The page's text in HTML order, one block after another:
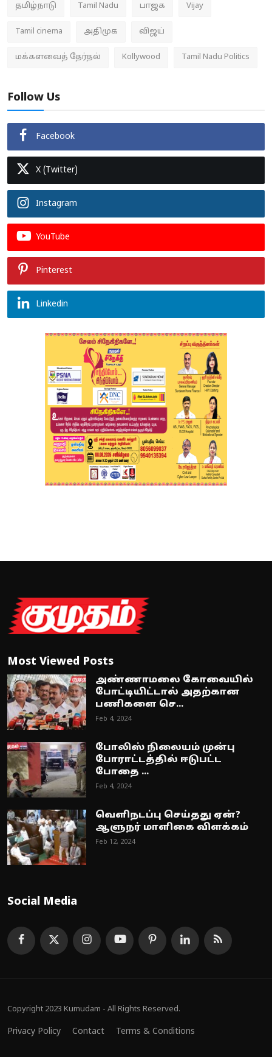
தமிழ்நாடு Tamil Nadu பாஜக Vijay
Tamil cinema அதிமுக விஜய்
மக்களவைத் தேர்தல் Kollywood Tamil Nadu Politics
Follow Us
Facebook
X (Twitter)
Instagram
YouTube
Pinterest
Linkedin
Most Viewed Posts
அண்ணாமலை கோவையில்
போட்டியிட்டால் அதற்கான
பணிகளை செ...
Feb 4, 2024
போலிஸ் நிலையம் முன்பு
போராட்டத்தில் ஈடுபட்ட
போதை ...
Feb 4, 2024
வெளிநடப்பு செய்தது ஏன்?
ஆளுநர் மாளிகை விளக்கம்
Feb 12, 2024
Social Media
Copyright 2023 Kumudam - All Rights Reserved.
Privacy Policy Contact Terms & Conditions